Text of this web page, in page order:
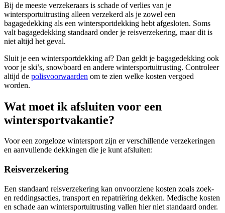
Bij de meeste verzekeraars is schade of verlies van je
wintersportuitrusting alleen verzekerd als je zowel een
bagagedekking als een wintersportdekking hebt afgesloten. Soms
valt bagagedekking standaard onder je reisverzekering, maar dit is
niet altijd het geval.
Sluit je een wintersportdekking af? Dan geldt je bagagedekking ook
voor je ski’s, snowboard en andere wintersportuitrusting. Controleer
altijd de polisvoorwaarden om te zien welke kosten vergoed
worden.
Wat moet ik afsluiten voor een
wintersportvakantie?
Voor een zorgeloze wintersport zijn er verschillende verzekeringen
en aanvullende dekkingen die je kunt afsluiten:
Reisverzekering
Een standaard reisverzekering kan onvoorziene kosten zoals zoek-
en reddingsacties, transport en repatriëring dekken. Medische kosten
en schade aan wintersportuitrusting vallen hier niet standaard onder.